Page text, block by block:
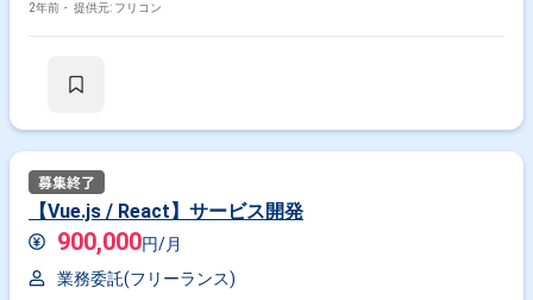
2年前・ 提供元: フリコン
【Vue.js / React】サービス開発
900,000円/月
業務委託(フリーランス)